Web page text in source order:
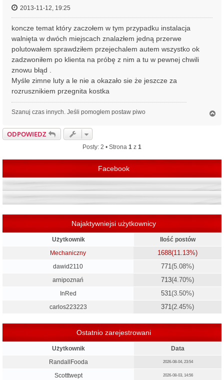
2013-11-12, 19:25
koncze temat który zaczołem w tym przypadku instalacja
walnięta w dwóch miejscach znalazłem jedną przerwe
polutowałem sprawdziłem przejechalem autem wszystko ok
zadzwoniłem po klienta na próbę z nim a tu w pewnej chwili
znowu błąd .
Myśle zimne luty a le nie a okazało sie że jeszcze za
rozrusznikiem przegnita kostka
Szanuj czas innych. Jeśli pomogłem postaw piwo
ODPOWIEDZ
Posty: 2 • Strona 1 z 1
Facebook
Najaktywniejsi użytkownicy
Użytkownik
Ilość postów
Mechaniczny
1688(11.13%)
dawid2110 771 (5.08%)
arnipoznań 713(4.70%)
InRed 531 (3.50%)
carlos223223 371 (2.45%)
Ostatnio zarejestrowani
Użytkownik
Data
RandallFooda
2026-08-04, 23:54
Scotttwept 2026-08-03, 14:56